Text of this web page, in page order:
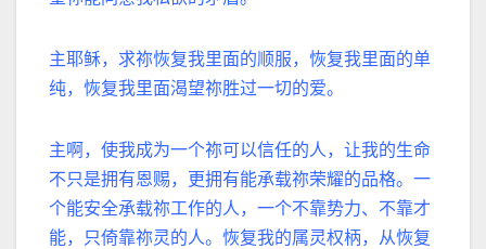
主耶稣，求祢恢复我里面的顺服，恢复我里面的单
纯，恢复我里面渴望祢胜过一切的爱。
主啊，使我成为一个祢可以信任的人，让我的生命
不只是拥有恩赐，更拥有能承载祢荣耀的品格。一
个能安全承载祢工作的人，一个不靠势力、不靠才
能，只倚靠祢灵的人。恢复我的属灵权柄，从恢复